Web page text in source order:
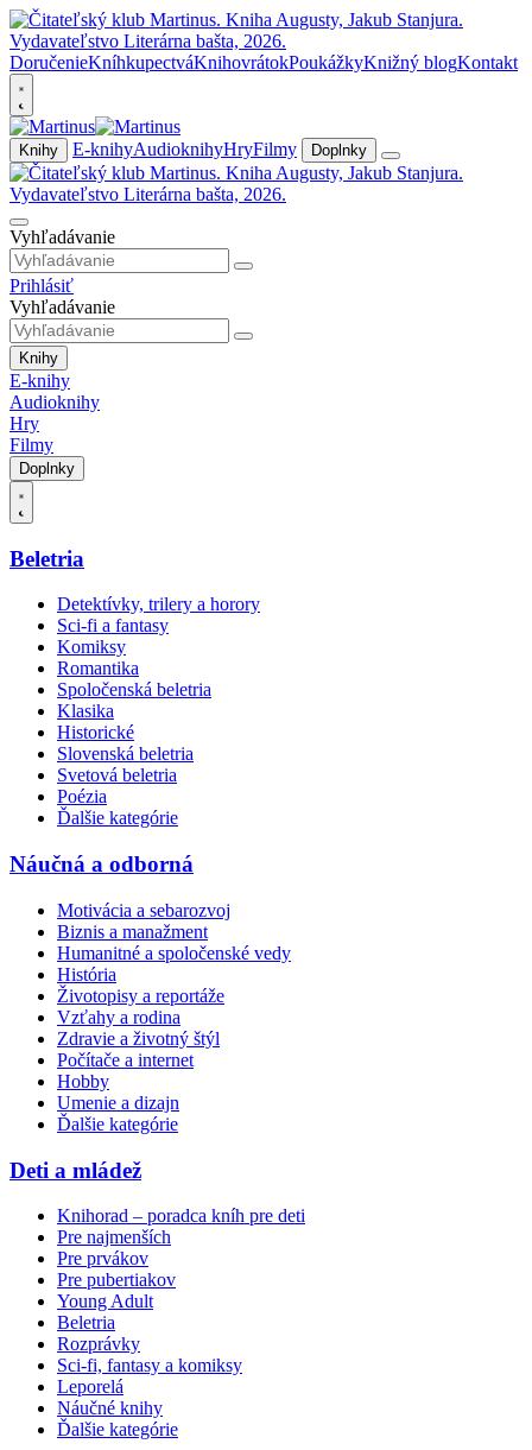
DoručenieKníhkupectváKnihovrátokPoukážkyKnižný blogKontakt
Knihy E-knihyAudioknihyHryFilmy Doplnky
Vyhľadávanie
Prihlásiť
Vyhľadávanie
Knihy
E-knihy
Audioknihy
Hry
Filmy
Doplnky
Beletria
Detektívky, trilery a horory
Sci-fi a fantasy
Komiksy
Romantika
Spoločenská beletria
Klasika
Historické
Slovenská beletria
Svetová beletria
Poézia
Ďalšie kategórie
Náučná a odborná
Motivácia a sebarozvoj
Biznis a manažment
Humanitné a spoločenské vedy
História
Životopisy a reportáže
Vzťahy a rodina
Zdravie a životný štýl
Počítače a internet
Hobby
Umenie a dizajn
Ďalšie kategórie
Deti a mládež
Knihorad – poradca kníh pre deti
Pre najmenších
Pre prvákov
Pre pubertiakov
Young Adult
Beletria
Rozprávky
Sci-fi, fantasy a komiksy
Leporelá
Náučné knihy
Ďalšie kategórie